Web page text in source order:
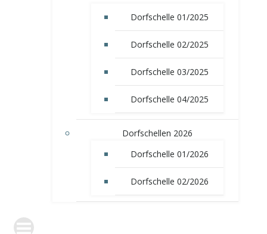
Dorfschelle 01/2025
Dorfschelle 02/2025
Dorfschelle 03/2025
Dorfschelle 04/2025
Dorfschellen 2026
Dorfschelle 01/2026
Dorfschelle 02/2026